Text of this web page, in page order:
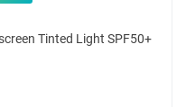
Tinted Light SPF50+